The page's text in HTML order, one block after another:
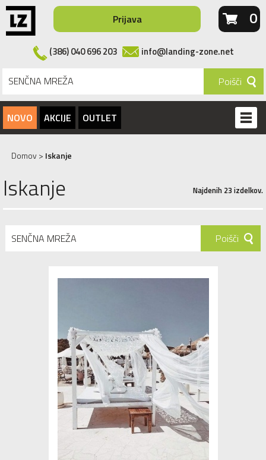
NOVO AKCIJE OUTLET
(386) 040 696 203 info@landing-zone.net
Prijava
Poišči
0
Domov> Iskanje
Iskanje
Poišči
Najdenih 23 izdelkov.